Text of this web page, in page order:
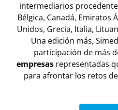
intermediarios
Bélgica, Canadá, Emiratos
Unidos, Grecia, Italia,
Una edición más,
participación de más
empresas representadas
para afrontar los retos